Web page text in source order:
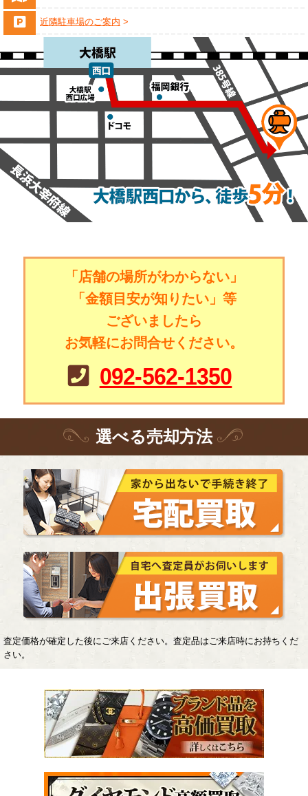
近隣駐車場のご案内
「店舗の場所がわからない」
「金額目安が知りたい」等
ございましたら
お気軽にお問合せください。
092-562-1350
選べる売却方法
査定価格が確定した後にご来店ください。査定品はご来店時にお持ちくだ
さい。